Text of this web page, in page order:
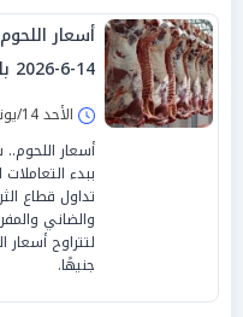
أسعار
14-6-2026 بالأسواق
الأحد 14/يونيو/2026 - 08:30 م
أسعار
ببدء
تداول قطاع
جنيهًا.